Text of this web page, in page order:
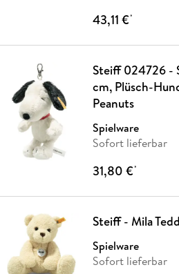
43,11 €*
Steiff 024726 -
cm, Plüsch-
Peanuts
Spielware
Sofort lieferbar
31,80 €*
Steiff - Mila
Spielware
Sofort lieferbar